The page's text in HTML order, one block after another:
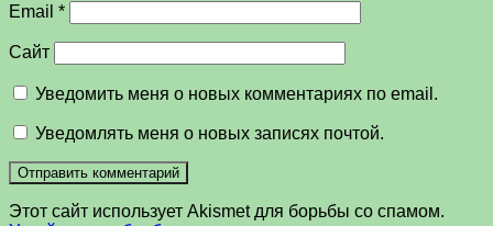
Email *
Сайт
Уведомить меня о новых комментариях по email.
Уведомлять меня о новых записях почтой.
Этот сайт использует Akismet для борьбы со спамом.